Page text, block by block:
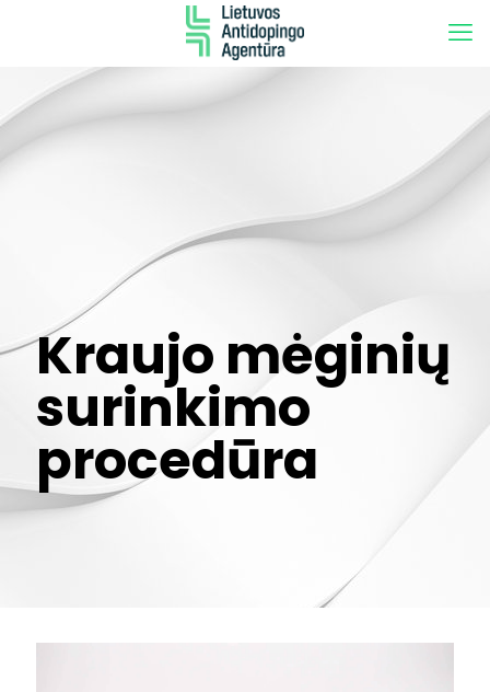
Kraujo mėginių
surinkimo
procedūra